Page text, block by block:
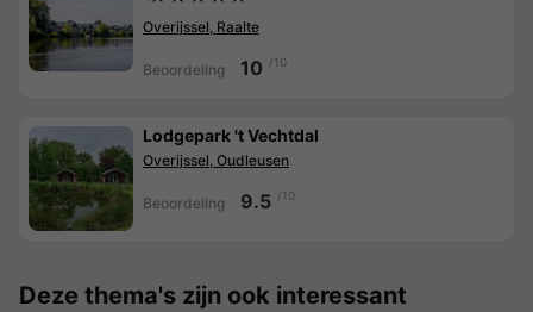
Overijssel, Raalte
Beoordeling 10 /10
Lodgepark 't Vechtdal
Overijssel, Oudleusen
Beoordeling 9.5 /10
Deze thema's zijn ook interessant